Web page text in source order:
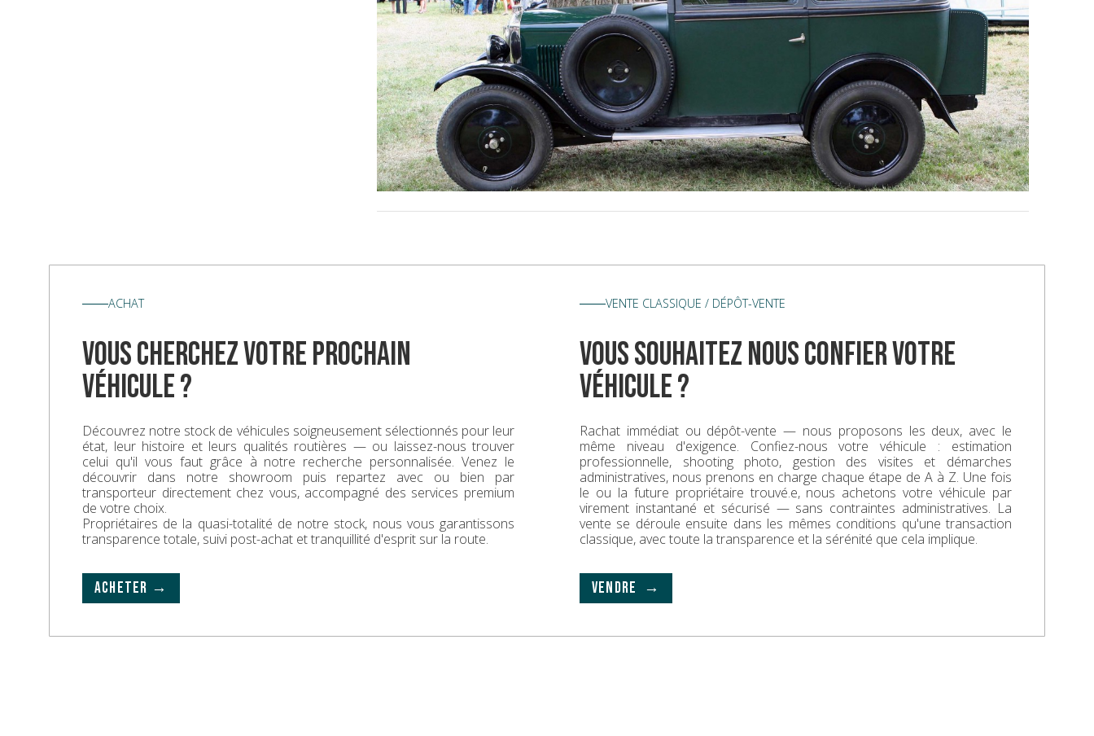
ACHAT
vous cherchez votre prochain
véhicule ?
Découvrez notre stock de véhicules soigneusement sélectionnés pour leur
état, leur histoire et leurs qualités routières — ou laissez-nous trouver
celui qu'il vous faut grâce à notre recherche personnalisée. Venez le
découvrir dans notre showroom puis repartez avec ou bien par
transporteur directement chez vous, accompagné des services premium
de votre choix.
Propriétaires de la quasi-totalité de notre stock, nous vous garantissons
transparence totale, suivi post-achat et tranquillité d'esprit sur la route.
ACHETER →
VENTE CLASSIQUE / DÉPÔT-VENTE
vous souhaitez nous confier votre
véhicule ?
Rachat immédiat ou dépôt-vente — nous proposons les deux, avec le
même niveau d'exigence. Confiez-nous votre véhicule : estimation
professionnelle, shooting photo, gestion des visites et démarches
administratives, nous prenons en charge chaque étape de A à Z. Une fois
le ou la future propriétaire trouvé.e, nous achetons votre véhicule par
virement instantané et sécurisé — sans contraintes administratives. La
vente se déroule ensuite dans les mêmes conditions qu'une transaction
classique, avec toute la transparence et la sérénité que cela implique.
VENDRE →